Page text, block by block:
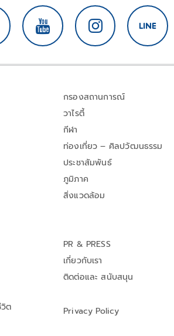
กรองสถานการณ์
วาไรตี้
กีฬา
ท่องเที่ยว – ศิลปวัฒนธรรม
ประชาสัมพันธ์
ภูมิภาค
สิ่งแวดล้อม
ต
PR & PRESS
เกี่ยวกับเรา
ติดต่อและ สนับสนุน
Privacy Policy